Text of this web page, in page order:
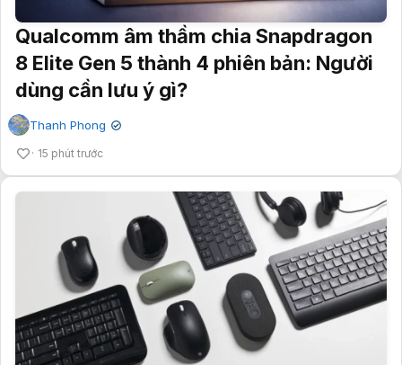
Qualcomm âm thầm chia Snapdragon
8 Elite Gen 5 thành 4 phiên bản: Người
dùng cần lưu ý gì?
Thanh Phong ✔
15 phút trước